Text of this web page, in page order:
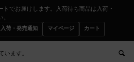
でお届けします。入荷待ち商品は入荷・
入荷・発売通知 マイページ カート
います。